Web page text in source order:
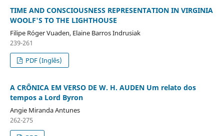
TIME AND CONSCIOUSNESS REPRESENTATION IN VIRGINIA
WOOLF'S TO THE LIGHTHOUSE
Filipe Róger Vuaden, Elaine Barros Indrusiak
239-261
PDF (Inglês)
A CRÔNICA EM VERSO DE W. H. AUDEN Um relato dos
tempos a Lord Byron
Angie Miranda Antunes
262-275